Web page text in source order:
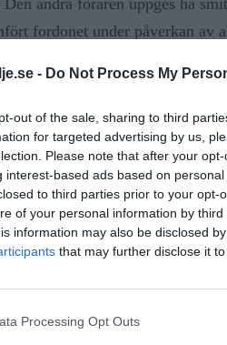
- Do Not Process My
out of the sale, sharing to third
for targeted advertising by us,
Please note that after your
interest-based ads based on
to third parties prior to your opt-
of your personal information by third
information may also be disclosed
that may further disclose it
Processing Opt Outs
fordonet under påverkan av
från trafikolycksplats.